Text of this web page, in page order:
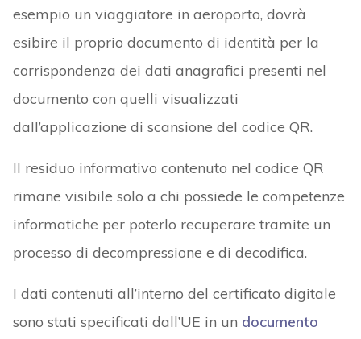
esempio un viaggiatore in aeroporto, dovrà
esibire il proprio documento di identità per la
corrispondenza dei dati anagrafici presenti nel
documento con quelli visualizzati
dall’applicazione di scansione del codice QR.
Il residuo informativo contenuto nel codice QR
rimane visibile solo a chi possiede le competenze
informatiche per poterlo recuperare tramite un
processo di decompressione e di decodifica.
I dati contenuti all’interno del certificato digitale
sono stati specificati dall’UE in un documento